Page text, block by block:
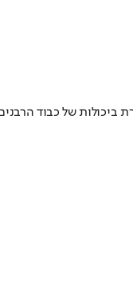
ביכולות של כבוד